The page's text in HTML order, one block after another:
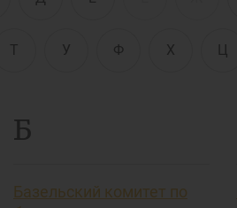
Т У Ф Х Ц
Б
Базельский комитет по